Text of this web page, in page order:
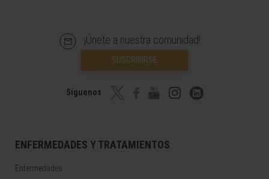
¡Únete a nuestra comunidad!
SUSCRIBIRSE
Síguenos
ENFERMEDADES Y TRATAMIENTOS
Enfermedades